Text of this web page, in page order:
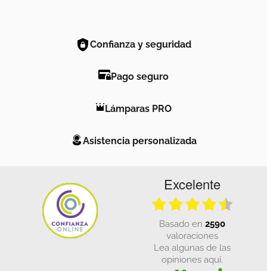
Confianza y seguridad
Pago seguro
Lámparas PRO
Asistencia personalizada
Excelente
basado en 2590
valoraciones
Lea algunas de las
opiniones aquí.